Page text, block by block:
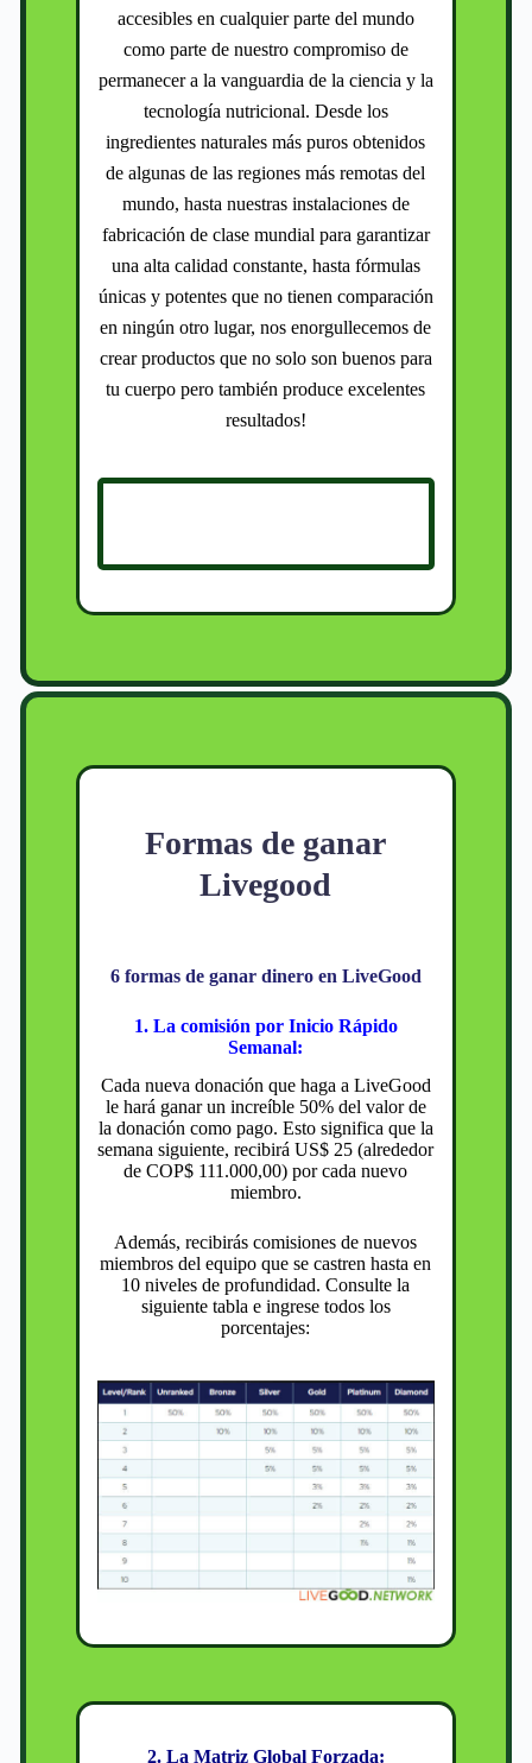
accesibles en cualquier parte del mundo
como parte de nuestro compromiso de
permanecer a la vanguardia de la ciencia y la
tecnología nutricional. Desde los
ingredientes naturales más puros obtenidos
de algunas de las regiones más remotas del
mundo, hasta nuestras instalaciones de
fabricación de clase mundial para garantizar
una alta calidad constante, hasta fórmulas
únicas y potentes que no tienen comparación
en ningún otro lugar, nos enorgullecemos de
crear productos que no solo son buenos para
tu cuerpo pero también produce excelentes
resultados!
Formas de ganar
Livegood
6 formas de ganar dinero en LiveGood
1. La comisión por Inicio Rápido
Semanal:
Cada nueva donación que haga a LiveGood
le hará ganar un increíble 50% del valor de
la donación como pago. Esto significa que la
semana siguiente, recibirá US$ 25 (alrededor
de COP$ 111.000,00) por cada nuevo
miembro.
Además, recibirás comisiones de nuevos
miembros del equipo que se castren hasta en
10 niveles de profundidad. Consulte la
siguiente tabla e ingrese todos los
porcentajes:
2. La Matriz Global Forzada: